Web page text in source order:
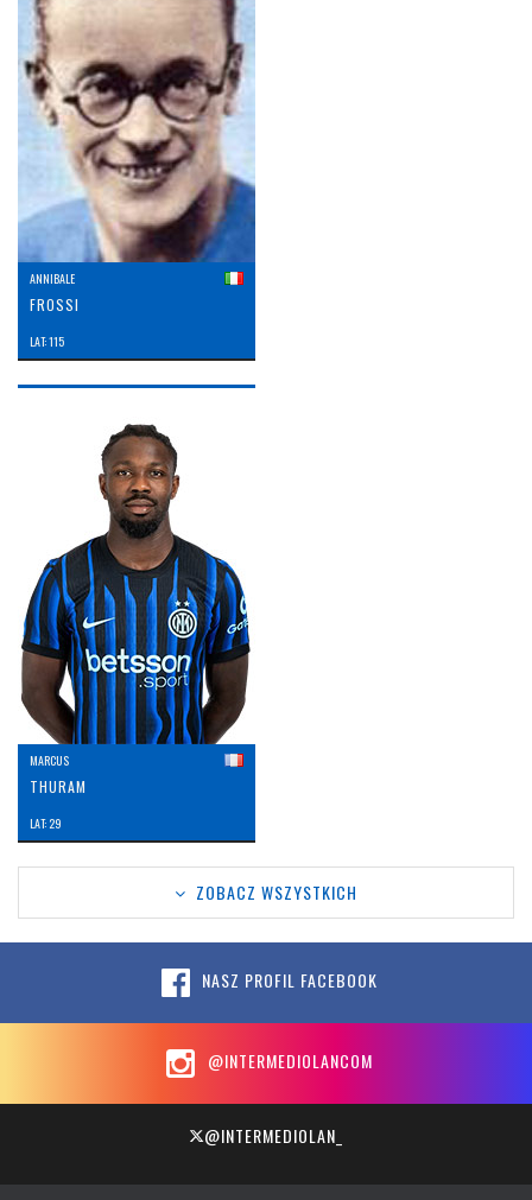
ANNIBALE
FROSSI
LAT: 115
MARCUS
THURAM
LAT: 29
ZOBACZ WSZYSTKICH
NASZ PROFIL FACEBOOK
@INTERMEDIOLANCOM
@INTERMEDIOLAN_